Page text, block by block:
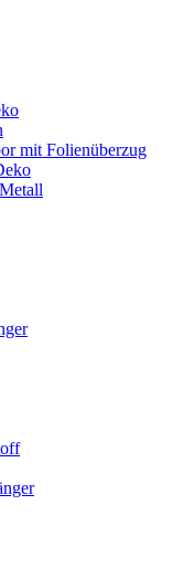
mit Folienüberzug